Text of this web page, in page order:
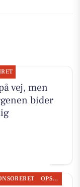
vej, men
bider
OPSLAGSTAVLEN